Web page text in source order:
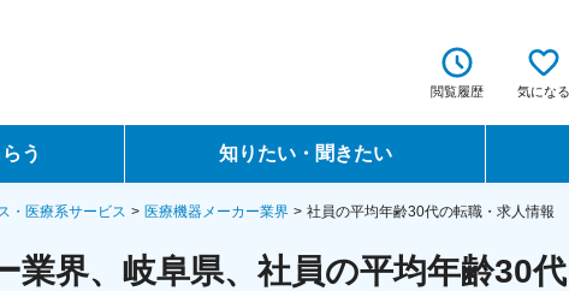
閲覧履歴 気になる
う 知りたい・聞きたい
転職ノウハウ
データで見る転職
転職イ
転職フ
・医療系サービス 医療機器メーカー業界 社員の平均年齢30代の転職・求人情報
業界、岐阜県、社員の平均年齢30